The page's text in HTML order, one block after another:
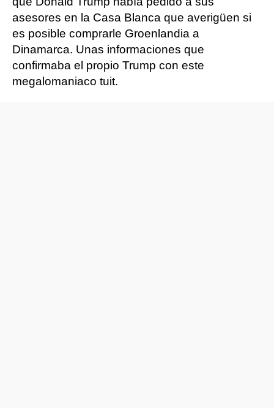
asesores en la Casa Blanca que averigüen si
es posible comprarle Groenlandia a
Dinamarca. Unas informaciones que
confirmaba el propio Trump con este
megalomaniaco tuit.